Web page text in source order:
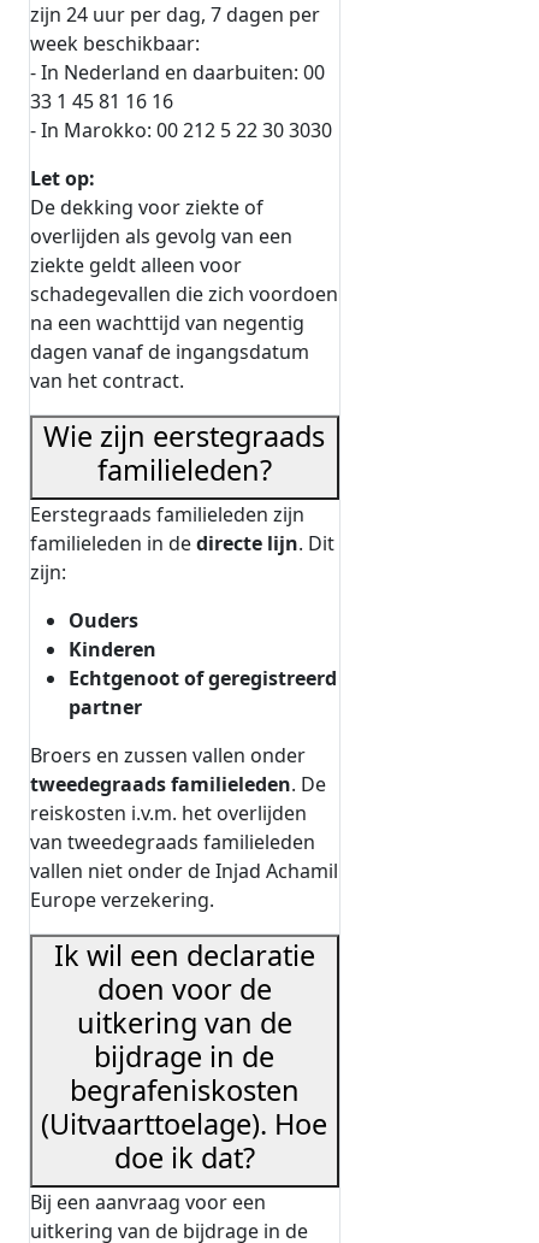
zijn 24 uur per dag, 7 dagen per
week beschikbaar:
- In Nederland en daarbuiten: 00
33 1 45 81 16 16
- In Marokko: 00 212 5 22 30 3030
Let op:
De dekking voor ziekte of
overlijden als gevolg van een
ziekte geldt alleen voor
schadegevallen die zich voordoen
na een wachttijd van negentig
dagen vanaf de ingangsdatum
van het contract.
Wie zijn eerstegraads
familieleden?
Eerstegraads familieleden zijn
familieleden in dedirecte lijn. Dit
zijn:
Ouders
Kinderen
Echtgenoot of geregistreerd
partner
Broers en zussen vallen onder
tweedegraads familieleden. De
reiskosten i.v.m. het overlijden
van tweedegraads familieleden
vallen niet onder de Injad Achamil
Europe verzekering.
Ik wil een declaratie
doen voor de
uitkering van de
bijdrage in de
begrafeniskosten
(Uitvaarttoelage). Hoe
doe ik dat?
Bij een aanvraag voor een
uitkering van de bijdrage in de